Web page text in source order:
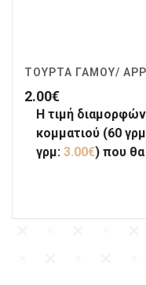
ΤΟΎΡΤΑ ΓΆΜΟΥ/
2.00€
Η τιμή
κομματιού (60
γρμ: 3.00€) που θα